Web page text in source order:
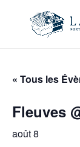
« Tous les
Fleuves
août 8